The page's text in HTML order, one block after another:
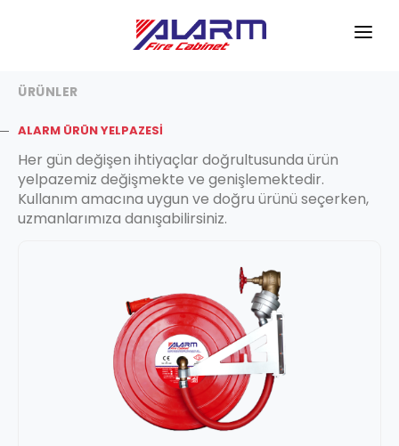
ÜRÜNLER
HİZMETLERİMİZ
ÜRÜNLER
ALARM ÜRÜN YELPAZESİ
Her gün değişen ihtiyaçlar doğrultusunda ürün
yelpazemiz değişmekte ve genişlemektedir.
Kullanım amacına uygun ve doğru ürünü seçerken,
uzmanlarımıza danışabilirsiniz.